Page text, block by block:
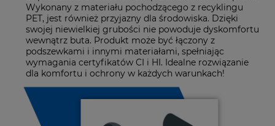
Wykonany z materiału pochodzącego z recyklingu
PET, jest również przyjazny dla środowiska. Dzięki
swojej niewielkiej grubości nie powoduje dyskomfortu
wewnątrz buta. Produkt może być łączony z
podszewkami i innymi materiałami, spełniając
wymagania certyfikatów CI i HI. Idealne rozwiązanie
dla komfortu i ochrony w każdych warunkach!